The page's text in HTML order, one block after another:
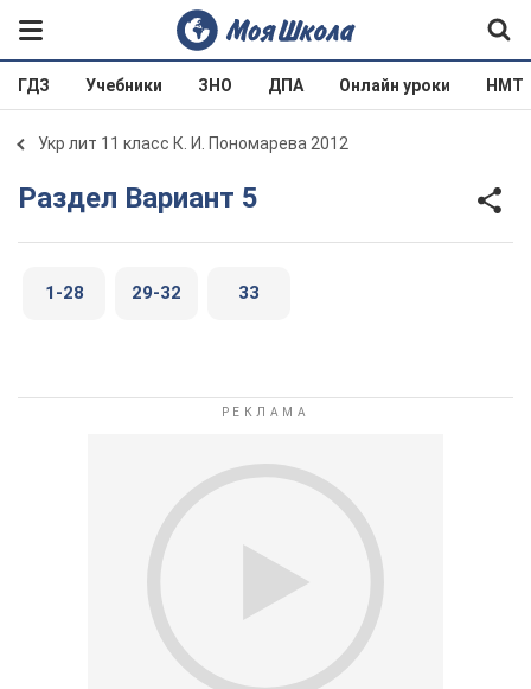
ГДЗ Учебники ЗНО ДПА Онлайн уроки НМТ
Укр лит 11 класс К. И. Пономарева 2012
Раздел Вариант 5
1-28 29-32 33